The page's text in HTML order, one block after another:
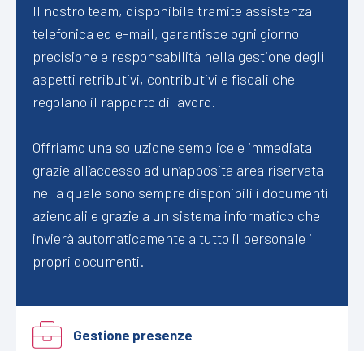
Il nostro team, disponibile tramite assistenza
telefonica ed e-mail, garantisce ogni giorno
precisione e responsabilità nella gestione degli
aspetti retributivi, contributivi e fiscali che
regolano il rapporto di lavoro.
Offriamo una soluzione semplice e immediata
grazie all’accesso ad un’apposita area riservata
nella quale sono sempre disponibili i documenti
aziendali e grazie a un sistema informatico che
invierà automaticamente a tutto il personale i
propri documenti.
Gestione presenze